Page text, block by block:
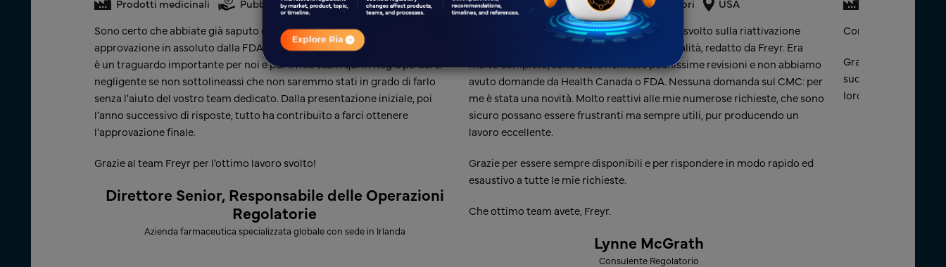
Prodotti medicinali Pubblicazione
Regno Unito
Sono certo che abbiate già saputo che abbiamo ricevuto la nostra prima
approvazione in assoluto dalla FDA per la nostra divisione Brands. Questo
è un traguardo importante per noi e per il mio team qui in Reg Ops. Sarei
negligente se non sottolineassi che non saremmo stati in grado di farlo
senza l'aiuto del vostro team dedicato. Dalla presentazione iniziale, poi
l'anno successivo di risposte, tutto ha contribuito a farci ottenere
l'approvazione finale.
Grazie al team Freyr per l'ottimo lavoro svolto!
Direttore Senior, Responsabile delle Operazioni
Regolatorie
Azienda farmaceutica specializzata globale con sede in Irlanda
Prodotti medicinali Affari Regolatori
USA
Si prega di riferire al team l'eccellente lavoro svolto sulla riattivazione
dell'IND. In particolare, il modulo 3 di alta qualità, redatto da Freyr. Era
molto completo, sono state richieste pochissime revisioni e non abbiamo
avuto domande da Health Canada o FDA. Nessuna domanda sul CMC: per
me è stata una novità. Molto reattivi alle mie numerose richieste, che sono
sicuro possano essere frustranti ma sempre utili, pur producendo un
lavoro eccellente.
Grazie per essere sempre disponibili e per rispondere in modo rapido ed
esaustivo a tutte le mie richieste.
Che ottimo team avete, Freyr.
Lynne McGrath
Consulente Regolatorio
Congratulazioni!!! ​
Grazie per il vostro
successo, in
loro ultime ore di